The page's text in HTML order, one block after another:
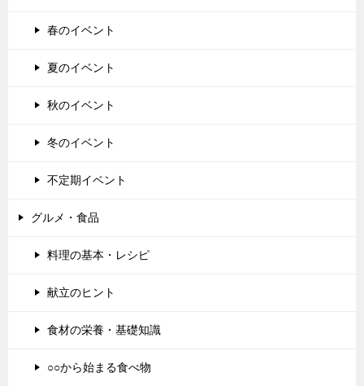
春のイベント
夏のイベント
秋のイベント
冬のイベント
不定期イベント
グルメ・食品
料理の基本・レシピ
献立のヒント
食材の栄養・基礎知識
○○から始まる食べ物